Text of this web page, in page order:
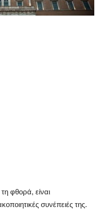
φθορά, είναι
συνέπειές της.